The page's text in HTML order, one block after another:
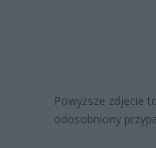
Powyższe zdjęcie
odosobniony